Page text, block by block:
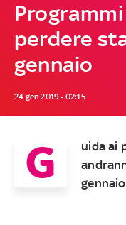
perdere
gennaio
24 gen 2019 - 02:15
G
uida ai